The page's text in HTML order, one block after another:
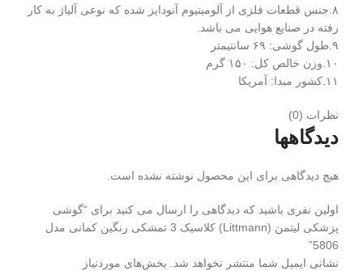
۸.جنس قطعات فلزی از آلومینیوم آنودایز شده که نوعی آلیاژ به کار
رفته در صنایع هوایی می باشد.
۹.طول گوشی: ۶۹ سانتیمتر
۱۰.وزن خالص کل: ۱۵۰ گرم
۱۱.کشور مبدا: آمریکا
نظرات (0)
دیدگاهها
هیچ دیدگاهی برای این محصول نوشته نشده است.
اولین نفری باشید که دیدگاهی را ارسال می کنید برای “گوشی
پزشکی لیتمن (Littmann) کلاسیک 3 تمشکی رنگین کمانی مدل
5806”
نشانی ایمیل شما منتشر نخواهد شد. بخش‌های موردنیاز